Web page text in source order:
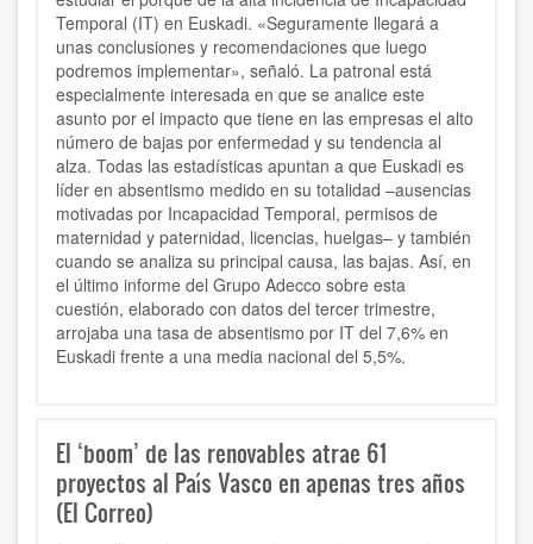
Temporal (IT) en Euskadi. «Seguramente llegará a
unas conclusiones y recomendaciones que luego
podremos implementar», señaló. La patronal está
especialmente interesada en que se analice este
asunto por el impacto que tiene en las empresas el alto
número de bajas por enfermedad y su tendencia al
alza. Todas las estadísticas apuntan a que Euskadi es
líder en absentismo medido en su totalidad –ausencias
motivadas por Incapacidad Temporal, permisos de
maternidad y paternidad, licencias, huelgas– y también
cuando se analiza su principal causa, las bajas. Así, en
el último informe del Grupo Adecco sobre esta
cuestión, elaborado con datos del tercer trimestre,
arrojaba una tasa de absentismo por IT del 7,6% en
Euskadi frente a una media nacional del 5,5%.
El ‘boom’ de las renovables atrae 61
proyectos al País Vasco en apenas tres años
(El Correo)